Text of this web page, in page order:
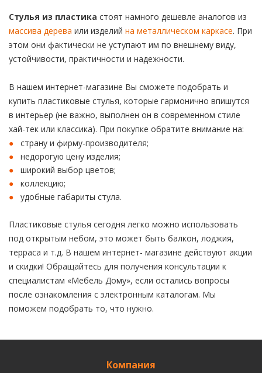
Стулья из пластика стоят намного дешевле аналогов из
массива дерева или изделий на металлическом каркасе. При
этом они фактически не уступают им по внешнему виду,
устойчивости, практичности и надежности.
В нашем интернет-магазине Вы сможете подобрать и
купить пластиковые стулья, которые гармонично впишутся
в интерьер (не важно, выполнен он в современном стиле
хай-тек или классика). При покупке обратите внимание на:
страну и фирму-производителя;
недорогую цену изделия;
широкий выбор цветов;
коллекцию;
удобные габариты стула.
Пластиковые стулья сегодня легко можно использовать
под открытым небом, это может быть балкон, лоджия,
терраса и т.д. В нашем интернет- магазине действуют акции
и скидки! Обращайтесь для получения консультации к
специалистам «Мебель Дому», если остались вопросы
после ознакомления с электронным каталогам. Мы
поможем подобрать то, что нужно.
Компания